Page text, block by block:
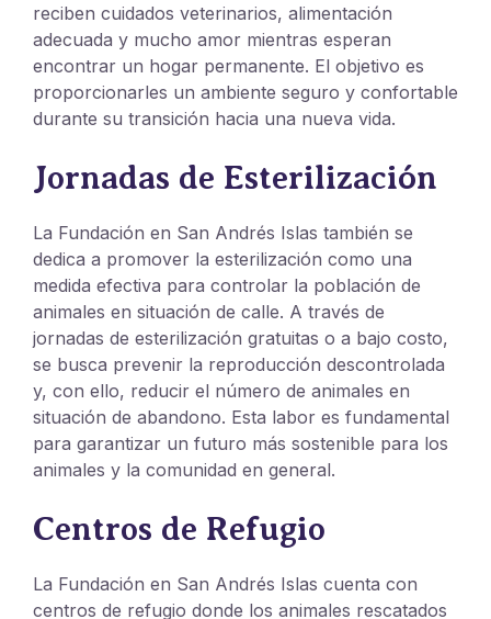
reciben cuidados veterinarios, alimentación
adecuada y mucho amor mientras esperan
encontrar un hogar permanente. El objetivo es
proporcionarles un ambiente seguro y confortable
durante su transición hacia una nueva vida.
Jornadas de Esterilización
La Fundación en San Andrés Islas también se
dedica a promover la esterilización como una
medida efectiva para controlar la población de
animales en situación de calle. A través de
jornadas de esterilización gratuitas o a bajo costo,
se busca prevenir la reproducción descontrolada
y, con ello, reducir el número de animales en
situación de abandono. Esta labor es fundamental
para garantizar un futuro más sostenible para los
animales y la comunidad en general.
Centros de Refugio
La Fundación en San Andrés Islas cuenta con
centros de refugio donde los animales rescatados